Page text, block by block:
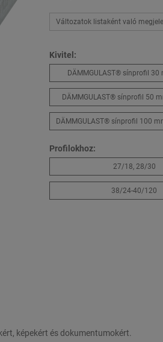
Változatok listaként való
Kivitel:
DÄMMGULAST® sínprofil 30
DÄMMGULAST® sínprofil 50
DÄMMGULAST® sínprofil 100
Profilokhoz:
27/18, 28/30
38/24-40/120
képekért és dokumentumokért.